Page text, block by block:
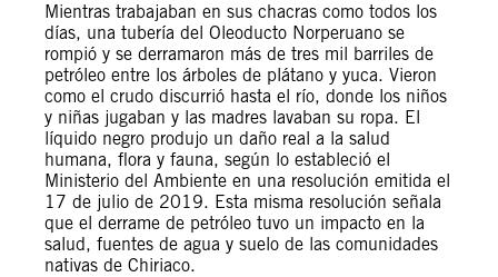
Mientras trabajaban en sus chacras como todos los
días, una tubería del Oleoducto Norperuano se
rompió y se derramaron más de tres mil barriles de
petróleo entre los árboles de plátano y yuca. Vieron
como el crudo discurrió hasta el río, donde los niños
y niñas jugaban y las madres lavaban su ropa. El
líquido negro produjo un daño real a la salud
humana, flora y fauna, según lo estableció el
Ministerio del Ambiente en una resolución emitida el
17 de julio de 2019. Esta misma resolución señala
que el derrame de petróleo tuvo un impacto en la
salud, fuentes de agua y suelo de las comunidades
nativas de Chiriaco.